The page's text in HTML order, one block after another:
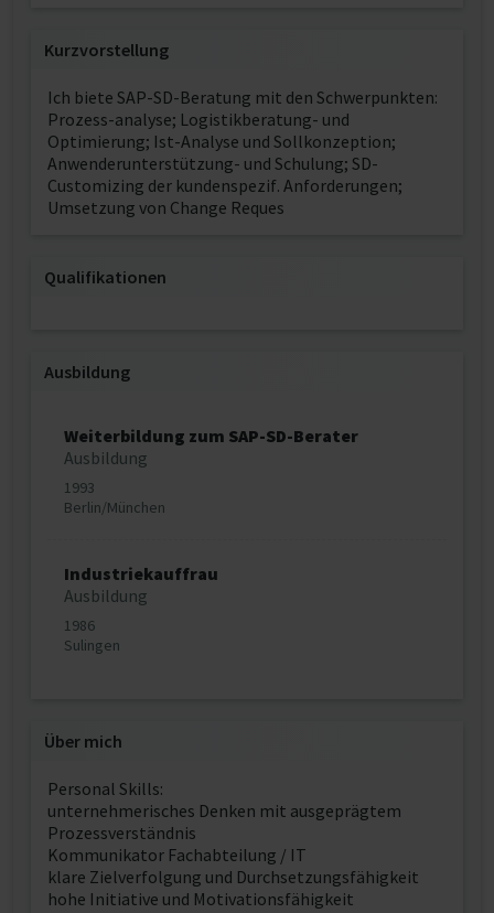
Kurzvorstellung
Ich biete SAP-SD-Beratung mit den Schwerpunkten:
Prozess-analyse; Logistikberatung- und
Optimierung; Ist-Analyse und Sollkonzeption;
Anwenderunterstützung- und Schulung; SD-
Customizing der kundenspezif. Anforderungen;
Umsetzung von Change Reques
Qualifikationen
Ausbildung
Weiterbildung zum SAP-SD-Berater
Ausbildung
1993
Berlin/München
Industriekauffrau
Ausbildung
1986
Sulingen
Über mich
Personal Skills:
unternehmerisches Denken mit ausgeprägtem
Prozessverständnis
Kommunikator Fachabteilung / IT
klare Zielverfolgung und Durchsetzungsfähigkeit
hohe Initiative und Motivationsfähigkeit